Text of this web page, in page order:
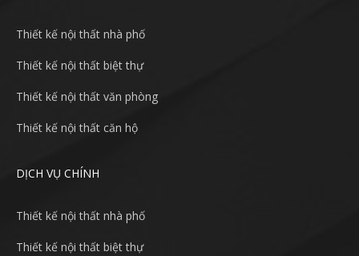
Thiết kế nội thất nhà phố
Thiết kế nội thất biệt thự
Thiết kế nội thất văn phòng
Thiết kế nội thất căn hộ
DỊCH VỤ CHÍNH
Thiết kế nội thất nhà phố
Thiết kế nội thất biệt thự